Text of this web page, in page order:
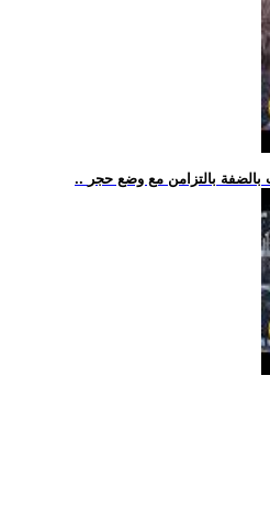
بالضفة بالتزامن مع وضع حجر